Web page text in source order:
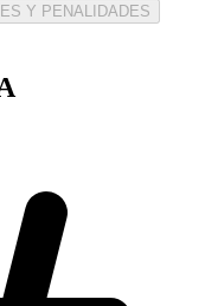
Y PENALIDADES